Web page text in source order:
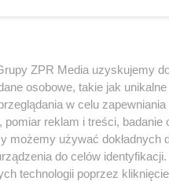
ZPR Media uzyskujemy
osobowe, takie jak
w celu zapewniania
reklam i treści, badanie
możemy używać dokładnych
do celów identyfikacji.
technologii poprzez kliknięcie